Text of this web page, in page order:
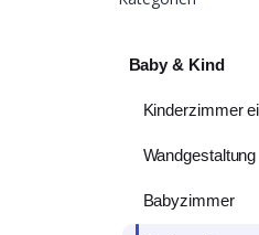
Baby & Kind
Wandgestaltung
Babyzimmer